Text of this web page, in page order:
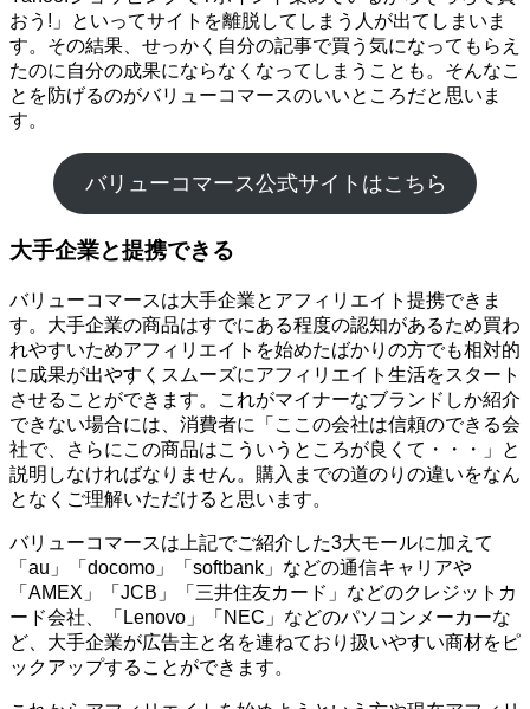
おう!」といってサイトを離脱してしまう人が出てしまいま
す。その結果、せっかく自分の記事で買う気になってもらえ
たのに自分の成果にならなくなってしまうことも。そんなこ
とを防げるのがバリューコマースのいいところだと思いま
す。
バリューコマース公式サイトはこちら
大手企業と提携できる
バリューコマースは大手企業とアフィリエイト提携できま
す。大手企業の商品はすでにある程度の認知があるため買わ
れやすいためアフィリエイトを始めたばかりの方でも相対的
に成果が出やすくスムーズにアフィリエイト生活をスタート
させることができます。これがマイナーなブランドしか紹介
できない場合には、消費者に「ここの会社は信頼のできる会
社で、さらにこの商品はこういうところが良くて・・・」と
説明しなければなりません。購入までの道のりの違いをなん
となくご理解いただけると思います。
バリューコマースは上記でご紹介した3大モールに加えて
「au」「docomo」「softbank」などの通信キャリアや
「AMEX」「JCB」「三井住友カード」などのクレジットカ
ード会社、「Lenovo」「NEC」などのパソコンメーカーな
ど、大手企業が広告主と名を連ねており扱いやすい商材をピ
ックアップすることができます。